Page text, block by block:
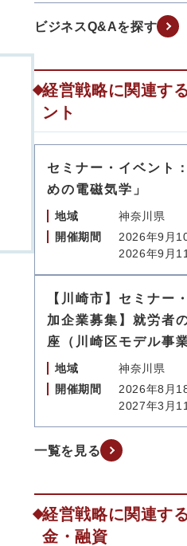
ビジネスQ&Aを探す
経営戦略に関連す
ント
セミナー・イベント
めの電磁気学」
地域
神奈川県
開催期間
2026年9月
2026年9月
【川崎市】セミナー
加企業募集】就労者
座（川崎区モデル事業
地域
神奈川県
開催期間
2026年8月
2027年3月
一覧を見る
経営戦略に関連す
金・融資